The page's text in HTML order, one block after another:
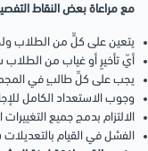
مع مراعاة بعض النقاط
يتعين على كلٍّ من الطلاب
أيّ تأخيرٍ أو غياب من الطلاب
يجب على كلِّ طالبٍ في
وجوب الاستعداد الكامل
الالتزام بدمج جميع التغييرات
الفشل في القيام